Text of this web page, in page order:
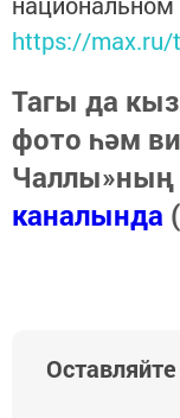
https://max.ru/
Тагы да
фото һәм
Чаллы»ның
каналында